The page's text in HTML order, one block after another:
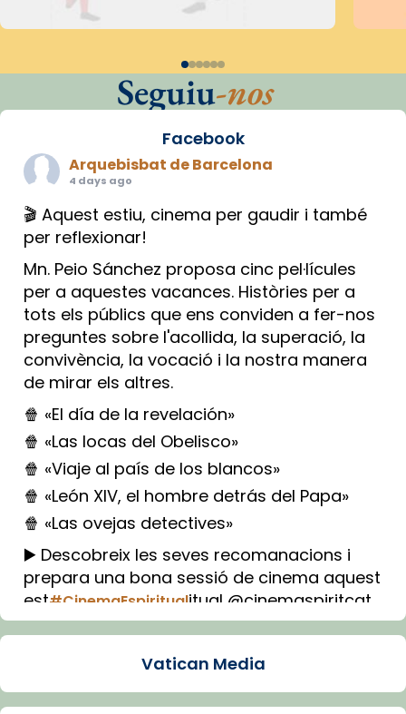
Seguiu-nos
Facebook
Arquebisbat de Barcelona
4 days ago
🎬 Aquest estiu, cinema per gaudir i també
per reflexionar!
Mn. Peio Sánchez proposa cinc pel·lícules
per a aquestes vacances. Històries per a
tots els públics que ens conviden a fer-nos
preguntes sobre l'acollida, la superació, la
convivència, la vocació i la nostra manera
de mirar els altres.
🍿 «El día de la revelación»
🍿 «Las locas del Obelisco»
🍿 «Viaje al país de los blancos»
🍿 «León XIV, el hombre detrás del Papa»
🍿 «Las ovejas detectives»
▶️ Descobreix les seves recomanacions i
prepara una bona sessió de cinema aquest
est#CinemaEspiritualitual @cinemaspiritcat
Imatge: Generada amb IA (OpenAI)
Vatican Media